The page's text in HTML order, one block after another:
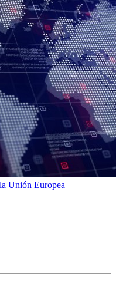
Unión Europea